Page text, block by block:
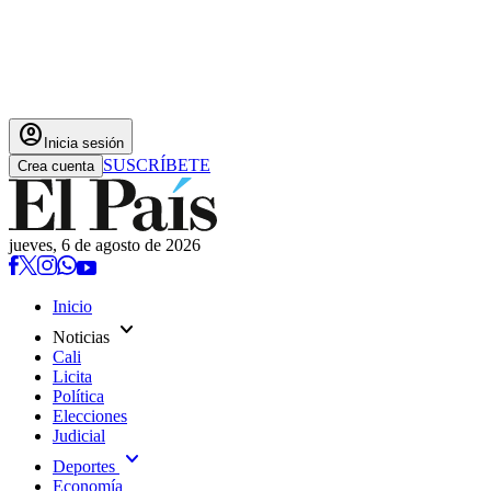
account_circle Inicia sesión
Crea cuenta SUSCRÍBETE
jueves, 6 de agosto de 2026
Inicio
Noticias expand_more
Cali
Licita
Política
Elecciones
Judicial
Deportes expand_more
Economía